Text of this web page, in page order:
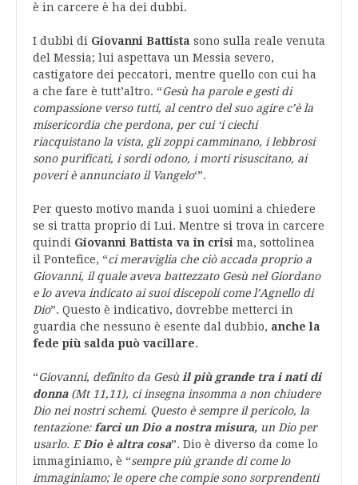
è in carcere è ha dei dubbi.
I dubbi di Giovanni Battista sono sulla reale venuta
del Messia; lui aspettava un Messia severo,
castigatore dei peccatori, mentre quello con cui ha
a che fare è tutt’altro. “Gesù ha parole e gesti di
compassione verso tutti, al centro del suo agire c’è la
misericordia che perdona, per cui ‘i ciechi
riacquistano la vista, gli zoppi camminano, i lebbrosi
sono purificati, i sordi odono, i morti risuscitano, ai
poveri è annunciato il Vangelo‘”.
Per questo motivo manda i suoi uomini a chiedere
se si tratta proprio di Lui. Mentre si trova in carcere
quindi Giovanni Battista va in crisi ma, sottolinea
il Pontefice, “ci meraviglia che ciò accada proprio a
Giovanni, il quale aveva battezzato Gesù nel Giordano
e lo aveva indicato ai suoi discepoli come l’Agnello di
Dio”. Questo è indicativo, dovrebbe metterci in
guardia che nessuno è esente dal dubbio, anche la
fede più salda può vacillare.
“Giovanni, definito da Gesù il più grande tra i nati di
donna(Mt 11,11), ci insegna insomma a non chiudere
Dio nei nostri schemi. Questo è sempre il pericolo, la
tentazione:farci un Dio a nostra misura, un Dio per
usarlo. E Dio è altra cosa”. Dio è diverso da come lo
immaginiamo, è “sempre più grande di come lo
immaginiamo; le opere che compie sono sorprendenti